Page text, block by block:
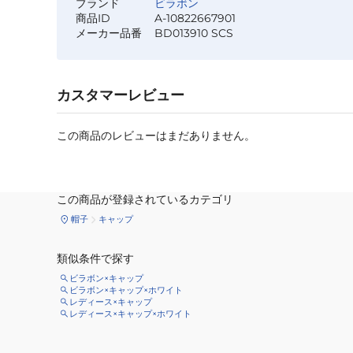
ブランド
ビラボン
商品ID
A-10822667901
メーカー品番
BD013910 SCS
カスタマーレビュー
この商品のレビューはまだありません。
この商品が登録されているカテゴリ
帽子 キャップ
類似条件で探す
ビラボン×キャップ
ビラボン×キャップ×ホワイト
レディース×キャップ
レディース×キャップ×ホワイト